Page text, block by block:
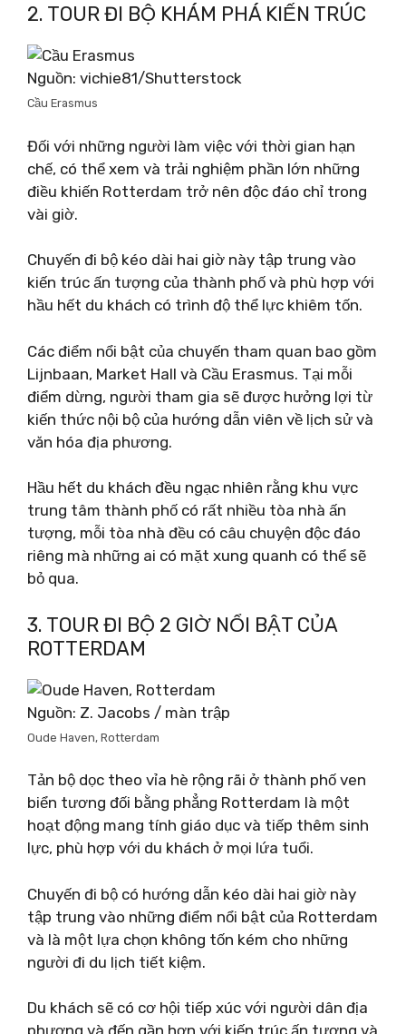
2. TOUR ĐI BỘ KHÁM PHÁ KIẾN ​​TRÚC
Nguồn: vichie81/Shutterstock
Cầu Erasmus
Đối với những người làm việc với thời gian hạn
chế, có thể xem và trải nghiệm phần lớn những
điều khiến Rotterdam trở nên độc đáo chỉ trong
vài giờ.
Chuyến đi bộ kéo dài hai giờ này tập trung vào
kiến ​​trúc ấn tượng của thành phố và phù hợp với
hầu hết du khách có trình độ thể lực khiêm tốn.
Các điểm nổi bật của chuyến tham quan bao gồm
Lijnbaan, Market Hall và Cầu Erasmus. Tại mỗi
điểm dừng, người tham gia sẽ được hưởng lợi từ
kiến ​​thức nội bộ của hướng dẫn viên về lịch sử và
văn hóa địa phương.
Hầu hết du khách đều ngạc nhiên rằng khu vực
trung tâm thành phố có rất nhiều tòa nhà ấn
tượng, mỗi tòa nhà đều có câu chuyện độc đáo
riêng mà những ai có mặt xung quanh có thể sẽ
bỏ qua.
3. TOUR ĐI BỘ 2 GIỜ NỔI BẬT CỦA
ROTTERDAM
Nguồn: Z. Jacobs / màn trập
Oude Haven, Rotterdam
Tản bộ dọc theo vỉa hè rộng rãi ở thành phố ven
biển tương đối bằng phẳng Rotterdam là một
hoạt động mang tính giáo dục và tiếp thêm sinh
lực, phù hợp với du khách ở mọi lứa tuổi.
Chuyến đi bộ có hướng dẫn kéo dài hai giờ này
tập trung vào những điểm nổi bật của Rotterdam
và là một lựa chọn không tốn kém cho những
người đi du lịch tiết kiệm.
Du khách sẽ có cơ hội tiếp xúc với người dân địa
phương và đến gần hơn với kiến ​​trúc ấn tượng và